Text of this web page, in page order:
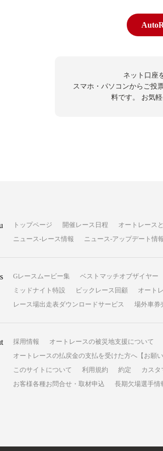
ネット口座
スマホ・パソコンからご投
料です。
お気
トップページ 開催レース日程 オートレース
ニュース-レース情報
ニュース-アップデート情
Gレースムービー集 ベストマッチオブザイヤー
ミッドナイト特設
ビックレース回顧 オート
レース場出走表ダウンロードサービス
場外車券
採用情報 オートレースの被災地支援について
オートレースの払戻金の支払を受けた方へ【お願い
このサイトについて
利用規約 約定 カス
お客様各種お問合せ・取材申込
長期欠場選手情